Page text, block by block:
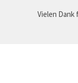
Vielen Dank